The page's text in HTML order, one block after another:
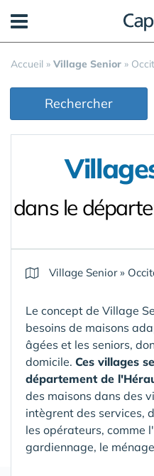
Accueil » Village Senior »
Rechercher
dans le
Village Senior»
Le concept de Village
besoins de maisons
âgées et les seniors,
domicile. Ces villages
département de
des maisons dans des
intègrent des services,
les opérateurs, comme
gardiennage, le